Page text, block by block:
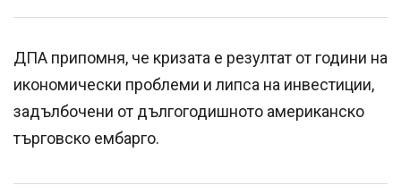
ДПА припомня, че кризата е резултат от години на
икономически проблеми и липса на инвестиции,
задълбочени от дългогодишното американско
търговско ембарго.